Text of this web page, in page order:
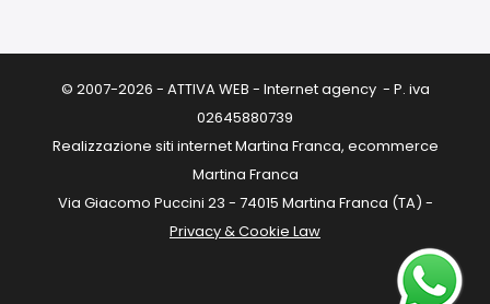
© 2007-2026 - ATTIVA WEB - Internet agency - P. iva
02645880739
Realizzazione siti internet Martina Franca, ecommerce
Martina Franca
Via Giacomo Puccini 23 - 74015 Martina Franca (TA) -
Privacy & Cookie Law